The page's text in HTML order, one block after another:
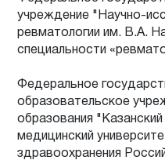
учреждение "Научно-
ревматологии им. В.А.
специальности
Федеральное
образовательское
образования
медицинский
здравоохранения